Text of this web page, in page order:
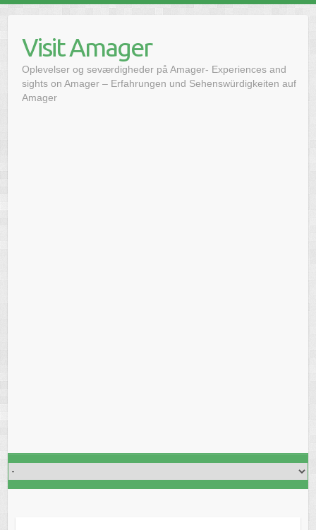
contentVisit Amager
Oplevelser og seværdigheder på Amager- Experiences and
sights on Amager – Erfahrungen und Sehenswürdigkeiten auf
Amager